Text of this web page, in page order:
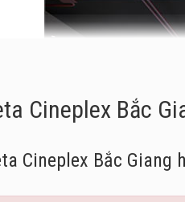
Cineplex Bắc
Cineplex Bắc Giang